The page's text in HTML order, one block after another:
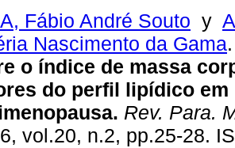
Fábio André Souto y
Nascimento da Gama.
o índice de massa
do perfil lipídico em
. Rev. Para.
vol.20, n.2, pp.25-28.